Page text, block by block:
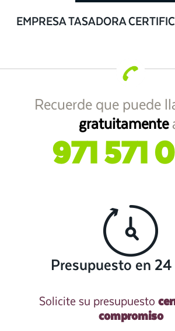
EMPRESA TASADORA
Recuerde que puede
gratuitamente
971 571
Presupuesto en
Solicite su presupuesto
compromiso